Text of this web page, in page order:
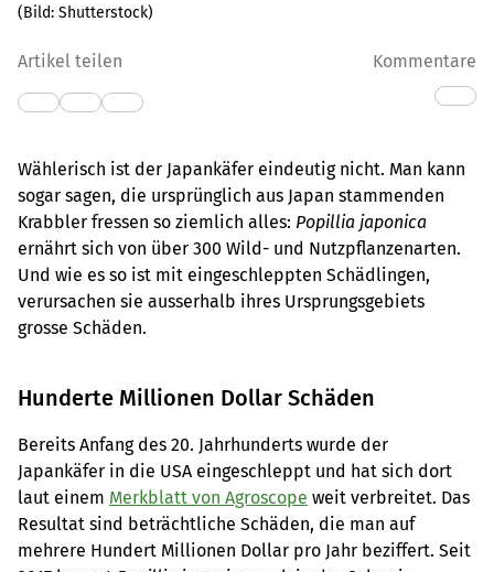
(Bild: Shutterstock)
Artikel teilen Kommentare
Wählerisch ist der Japankäfer eindeutig nicht. Man kann
sogar sagen, die ursprünglich aus Japan stammenden
Krabbler fressen so ziemlich alles: Popillia japonica
ernährt sich von über 300 Wild- und Nutzpflanzenarten.
Und wie es so ist mit eingeschleppten Schädlingen,
verursachen sie ausserhalb ihres Ursprungsgebiets
grosse Schäden.
Hunderte Millionen Dollar Schäden
Bereits Anfang des 20. Jahrhunderts wurde der
Japankäfer in die USA eingeschleppt und hat sich dort
laut einem Merkblatt von Agroscope weit verbreitet. Das
Resultat sind beträchtliche Schäden, die man auf
mehrere Hundert Millionen Dollar pro Jahr beziffert. Seit